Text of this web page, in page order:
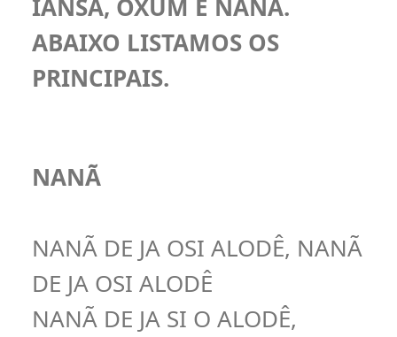
IANSÃ, OXUM E NANÃ.
ABAIXO LISTAMOS OS
PRINCIPAIS.
NANÃ
NANÃ DE JA OSI ALODÊ, NANÃ
DE JA OSI ALODÊ
NANÃ DE JA SI O ALODÊ,